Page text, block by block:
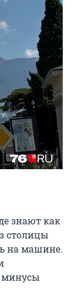
знают как
столицы
на машине.
минусы